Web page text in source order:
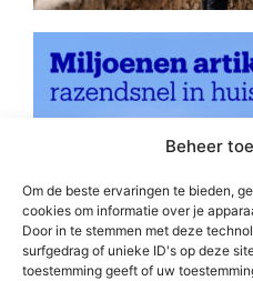
Beheer
Om de beste ervaringen te bieden,
cookies om informatie over je
Door in te stemmen met deze
surfgedrag of unieke ID's op deze
toestemming geeft of uw